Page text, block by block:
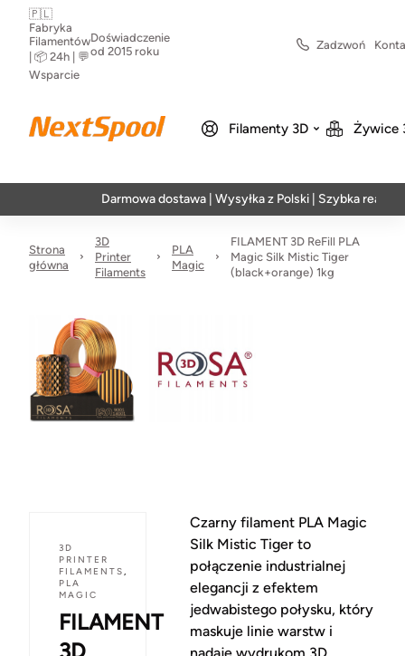
🇵🇱
Fabryka
Filamentów
| 📦 24h | 💬
Wsparcie
Doświadczenie
od 2015 roku
Zadzwoń
Filamenty 3D Żywice
Darmowa dostawa | Wysyłka z Polski | Szybka realizacja w
Strona
główna
3D
Printer
Filaments
PLA
Magic
FILAMENT 3D ReFill PLA
Magic Silk Mistic Tiger
(black+orange) 1kg
3D
PRINTER
FILAMENTS,
PLA
MAGIC
FILAMENT
Czarny filament PLA Magic
Silk Mistic Tiger to
połączenie industrialnej
elegancji z efektem
jedwabistego połysku, który
maskuje linie warstw i